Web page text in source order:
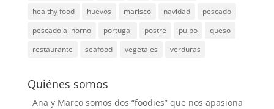
healthy food
huevos marisco navidad
pescado
pescado al horno
portugal postre pulpo
queso
restaurante
seafood vegetales verduras
Quiénes somos
Ana y Marco somos dos “foodies” que nos apasiona